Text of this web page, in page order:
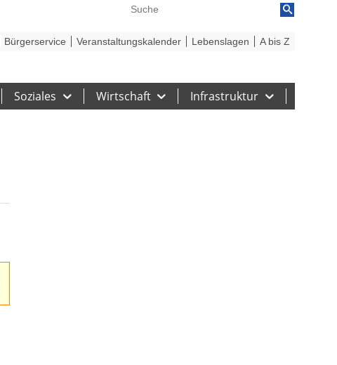
Soziales Wirtschaft Infrastruktur
Bürgerservice Veranstaltungskalender Lebenslagen A bis Z